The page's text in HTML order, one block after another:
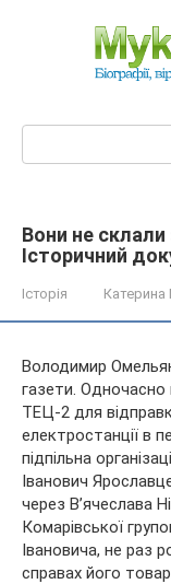
Вони не склали
Історичний
Історія
Володимир
газети. Одночасно
ТЕЦ-2 для
електростанції в
підпільна
Іванович
через В’ячеслава
Комарівської
Івановича, не раз
справах його